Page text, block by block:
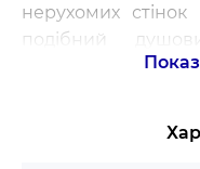
нерухомих
подібний
профіль BLNPS
Основні